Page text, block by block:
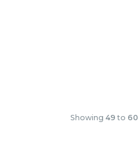
Showing 49 to 60